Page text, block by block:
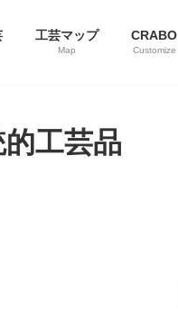
工芸マップ
Map
CRABO
Customize
的工芸品